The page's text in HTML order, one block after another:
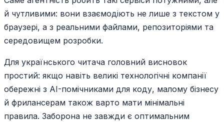
й чутливими: вони взаємодіють не лише з текстом у
браузері, а з реальними файлами, репозиторіями та
середовищем розробки.
Для українського читача головний висновок
простий: якщо навіть великі технологічні компанії
обережні з AI-помічниками для коду, малому бізнесу
й фрилансерам також варто мати мінімальні
правила. Заборона не завжди є оптимальним